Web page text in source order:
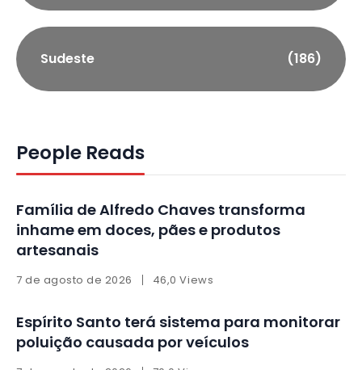
Sudeste (186)
People Reads
Família de Alfredo Chaves transforma
inhame em doces, pães e produtos
artesanais
7 de agosto de 2026 46,0 Views
Espírito Santo terá sistema para monitorar
poluição causada por veículos